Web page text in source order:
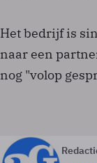
Het bedrijf is
naar een
nog "volop